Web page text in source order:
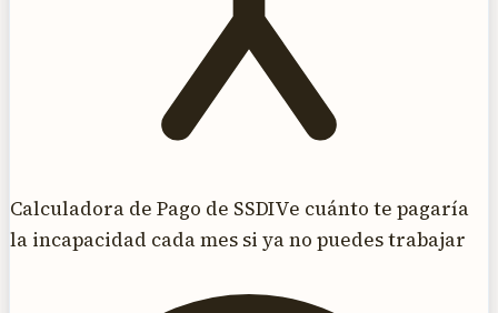
Calculadora de Pago de SSDIVe cuánto te pagaría
la incapacidad cada mes si ya no puedes trabajar